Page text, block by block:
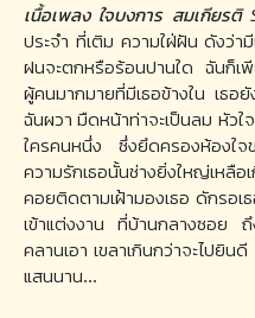
เนื้อเพลง ใจบงการ สมเกียรติ
ประจำ ที่เติม ความใฝ่ฝัน ดังว่า
ฝนจะตกหรือร้อนปานใด ฉันก็เ
ผู้คนมากมายที่มีเธอข้างใน เธอ
ฉันผวา มืดหน้าท่าจะเป็นลม หัวใ
ใครคนหนึ่ง ซึ่งยึดครองห้องใ
ความรักเธอนั้นช่างยิ่งใหญ่เหลือ
คอยติดตามเฝ้ามองเธอ ดักรอเ
เข้าแต่งงาน ที่บ้านกลางซอย ถึ
คลานเอา เขลาเกินกว่าจะไปยิ
แสนนาน...